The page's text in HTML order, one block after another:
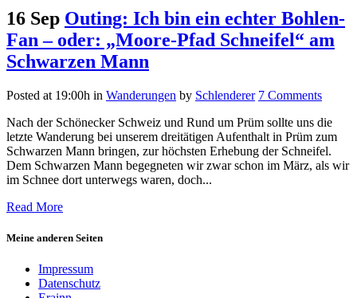
16 Sep Outing: Ich bin ein echter Bohlen-
Fan – oder: „Moore-Pfad Schneifel“ am
Schwarzen Mann
Posted at 19:00h in Wanderungen by Schlenderer 7 Comments
Nach der Schönecker Schweiz und Rund um Prüm sollte uns die
letzte Wanderung bei unserem dreitätigen Aufenthalt in Prüm zum
Schwarzen Mann bringen, zur höchsten Erhebung der Schneifel.
Dem Schwarzen Mann begegneten wir zwar schon im März, als wir
im Schnee dort unterwegs waren, doch...
Read More
Meine anderen Seiten
Impressum
Datenschutz